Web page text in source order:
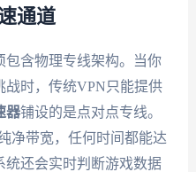
通道
包含物理专线架构。当你
战时，传统VPN只能提供
器铺设的是点对点专线。
净带宽，任何时间都能达
统还会实时判断游戏数据